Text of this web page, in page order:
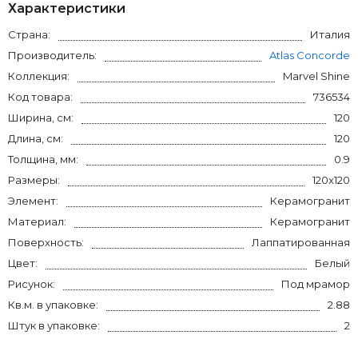
Характеристики
Страна:
Италия
Производитель:
Atlas Concorde
Коллекция:
Marvel Shine
Код товара:
736534
Ширина, см:
120
Длина, см:
120
Толщина, мм:
0.9
Размеры:
120x120
Элемент:
Керамогранит
Материал:
Керамогранит
Поверхность:
Лаппатированная
Цвет:
Белый
Рисунок:
Под мрамор
Кв.м. в упаковке:
2.88
Штук в упаковке:
2